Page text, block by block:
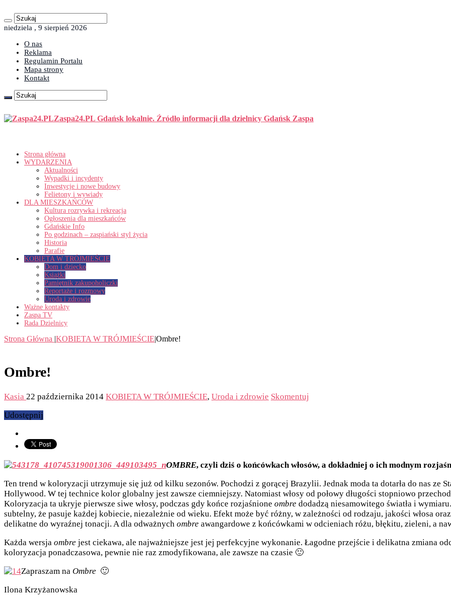
niedziela , 9 sierpień 2026
O nas
Reklama
Regulamin Portalu
Mapa strony
Kontakt
Zaspa24.PL Gdańsk lokalnie. Źródło informacji dla dzielnicy Gdańsk Zaspa
Strona główna
WYDARZENIA
Aktualności
Wypadki i incydenty
Inwestycje i nowe budowy
Felietony i wywiady
DLA MIESZKAŃCÓW
Kultura rozrywka i rekreacja
Ogłoszenia dla mieszkańców
Gdańskie Info
Po godzinach – zaspiański styl życia
Historia
Parafie
KOBIETA W TRÓJMIEŚCIE
Dom i dziecko
Książki
Pamiętnik zakupoholiczki
Reportaże i rozmowy
Uroda i zdrowie
Ważne kontakty
Zaspa TV
Rada Dzielnicy
Strona Główna |KOBIETA W TRÓJMIEŚCIE|Ombre!
Ombre!
Kasia 22 października 2014 KOBIETA W TRÓJMIEŚCIE, Uroda i zdrowie Skomentuj
Udostępnij
OMBRE, czyli dziś o końcówkach włosów, a dokładniej o ich modnym
Ten trend w koloryzacji utrzymuje się już od kilku sezonów. Pochodzi z gorącej Brazylii. Jednak moda ta dotarła do nas ze
Hollywood. W tej technice kolor globalny jest zawsze ciemniejszy. Natomiast włosy od połowy długości stopniowo
Koloryzacja ta ukryje pierwsze siwe włosy, podczas gdy końce rozjaśnione ombre dodadzą niesamowitego światła i
subtelny, że pasuje każdej kobiecie, niezależnie od wieku. Efekt może być różny, w zależności od rodzaju, jakości włosa
delikatne do wyraźnej tonacji. A dla odważnych ombre awangardowe z końcówkami w odcieniach różu, błękitu, zieleni, a
Każda wersja ombre jest ciekawa, ale najważniejsze jest jej perfekcyjne wykonanie. Łagodne przejście i delikatna zmiana
koloryzacja ponadczasowa, pewnie nie raz zmodyfikowana, ale zawsze na czasie 🙂
Zapraszam na Ombre 🙂
Ilona Krzyżanowska